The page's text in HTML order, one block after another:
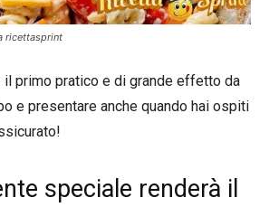
ricettasprint
il primo pratico e di grande effetto da
e presentare anche quando hai ospiti
speciale renderà il